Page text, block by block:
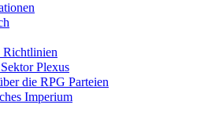
Plexus
die RPG Parteien
Imperium